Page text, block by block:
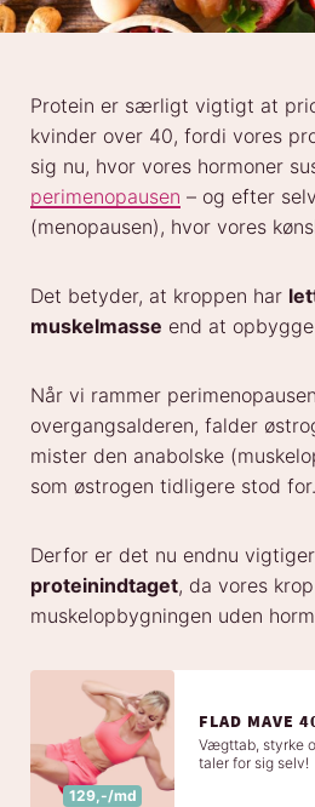
Protein er særligt vigtigt at
kvinder over 40, fordi vores
sig nu, hvor vores hormoner
perimenopausen – og efter
(menopausen), hvor vores
Det betyder, at kroppen har
muskelmasse end at
Når vi rammer
overgangsalderen, falder
mister den anabolske
som østrogen tidligere stod for.
Derfor er det nu endnu
proteinindtaget, da vores
muskelopbygningen uden
129,-/md
FLAD MAVE
Vægttab, styrke
taler for sig selv!